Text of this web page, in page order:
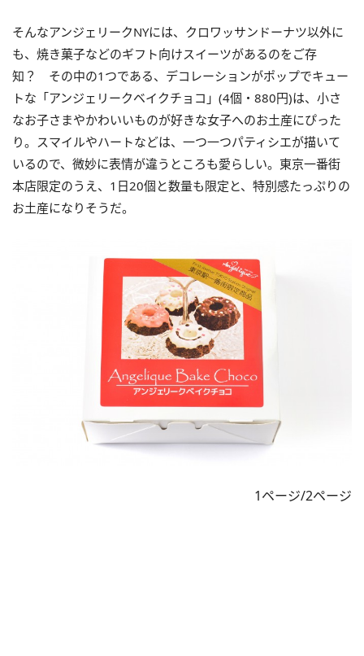
そんなアンジェリークNYには、クロワッサンドーナツ以外に
も、焼き菓子などのギフト向けスイーツがあるのをご存
知？ その中の1つである、デコレーションがポップでキュー
トな「アンジェリークベイクチョコ」(4個・880円)は、小さ
なお子さまやかわいいものが好きな女子へのお土産にぴった
り。スマイルやハートなどは、一つ一つパティシエが描いて
いるので、微妙に表情が違うところも愛らしい。東京一番街
本店限定のうえ、1日20個と数量も限定と、特別感たっぷりの
お土産になりそうだ。
1ページ/2ページ